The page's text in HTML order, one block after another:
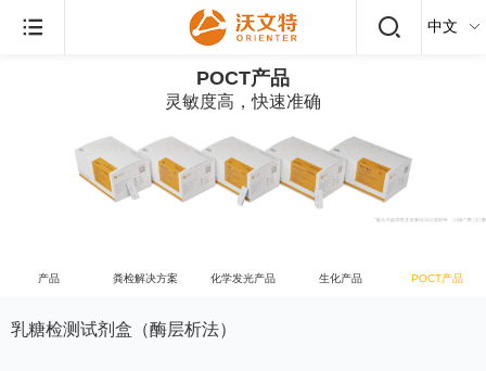
POCT产品
灵敏度高，快速准确
产品 粪检解决方案 化学发光产品 生化产品 POCT产品
乳糖检测试剂盒（酶层析法）